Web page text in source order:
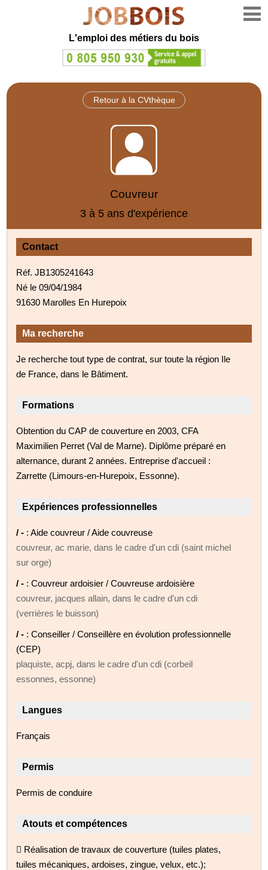
L'emploi des métiers du bois
Retour à la CVthèque
Couvreur
3 à 5 ans d'expérience
Contact
Réf. JB1305241643
Né le 09/04/1984
91630 Marolles En Hurepoix
Ma recherche
Je recherche tout type de contrat, sur toute la région Ile
de France, dans le Bâtiment.
Formations
Obtention du CAP de couverture en 2003, CFA
Maximilien Perret (Val de Marne). Diplôme préparé en
alternance, durant 2 années. Entreprise d'accueil :
Zarrette (Limours-en-Hurepoix, Essonne).
Expériences professionnelles
/ - : Aide couvreur / Aide couvreuse
couvreur, ac marie, dans le cadre d'un cdi (saint michel
sur orge)
/ - : Couvreur ardoisier / Couvreuse ardoisière
couvreur, jacques allain, dans le cadre d'un cdi
(verrières le buisson)
/ - : Conseiller / Conseillère en évolution professionnelle
(CEP)
plaquiste, acpj, dans le cadre d'un cdi (corbeil
essonnes, essonne)
Langues
Français
Permis
Permis de conduire
Atouts et compétences
 Réalisation de travaux de couverture (tuiles plates,
tuiles mécaniques, ardoises, zingue, velux, etc.);